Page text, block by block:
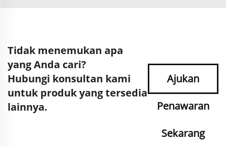
Tidak menemukan apa
yang Anda cari?
Hubungi konsultan kami
untuk produk yang tersedia
lainnya.
Ajukan
Penawaran
Sekarang